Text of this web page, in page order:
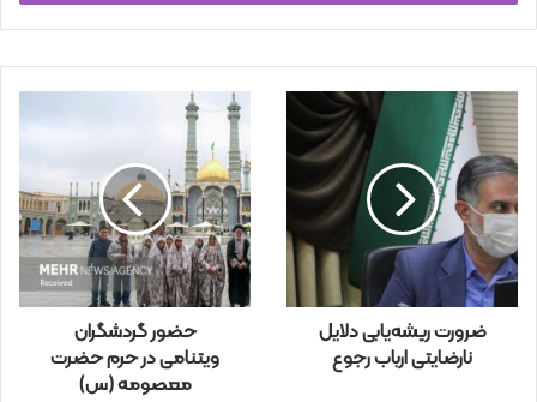
ا
ی
ل
خ
و
د
ر
ا
و
ا
ر
ضرورت ریشه‌یابی دلایل
نارضایتی ارباب رجوع
حضور گردشگران
ویتنامی در حرم حضرت
معصومه (س)